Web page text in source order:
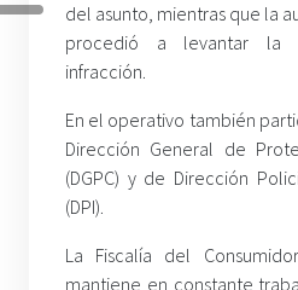
del asunto, mientras que la
procedió a levantar la
infracción.
En el operativo también
Dirección General de
(DGPC) y de Dirección
(DPI).
La Fiscalía del
mantiene en constante